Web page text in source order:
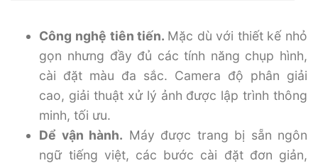
Công nghệ tiên tiến. Mặc dù với thiết kế nhỏ
gọn nhưng đầy đủ các tính năng chụp hình,
cài đặt màu đa sắc. Camera độ phân giải
cao, giải thuật xử lý ảnh được lập trình thông
minh, tối ưu.
Dể vận hành. Máy được trang bị sẵn ngôn
ngữ tiếng việt, các bước cài đặt đơn giản,